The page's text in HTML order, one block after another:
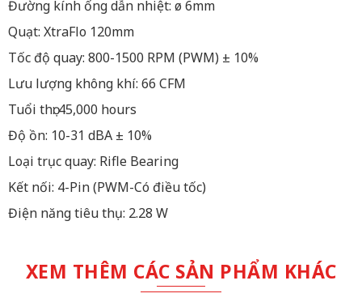
Đường kính ống dẫn nhiệt: ø 6mm
Quạt: XtraFlo 120mm
Tốc độ quay: 800-1500 RPM (PWM) ± 10%
Lưu lượng không khí: 66 CFM
Tuổi thọ: 45,000 hours
Độ ồn: 10-31 dBA ± 10%
Loại trục quay: Rifle Bearing
Kết nối: 4-Pin (PWM-Có điều tốc)
Điện năng tiêu thụ: 2.28 W
XEM THÊM CÁC SẢN PHẨM KHÁC